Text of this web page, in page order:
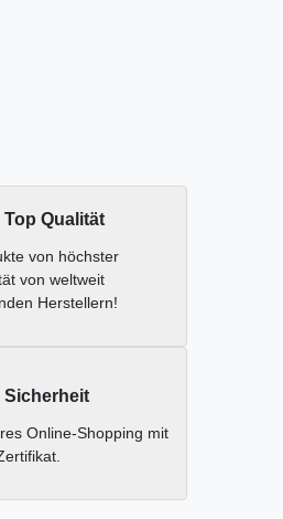
Top Qualität
von höchster
von weltweit
Herstellern!
Sicherheit
Online-Shopping mit